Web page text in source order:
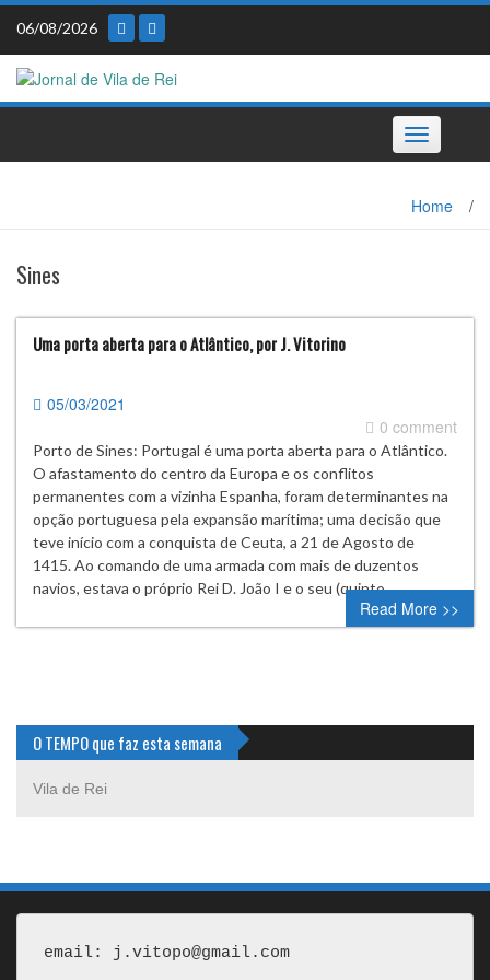
Skip
content
06/08/2026
Toggle
navigation
Home /
Sines
Uma porta aberta para o Atlântico, por J. Vitorino
05/03/2021
0 comment
Porto de Sines: Portugal é uma porta aberta para o Atlântico.
O afastamento do centro da Europa e os conflitos
permanentes com a vizinha Espanha, foram determinantes na
opção portuguesa pela expansão marítima; uma decisão que
teve início com a conquista de Ceuta, a 21 de Agosto de
1415. Ao comando de uma armada com mais de duzentos
navios, estava o próprio Rei D. João I e o seu (quinto…
Read More >>
O TEMPO que faz esta semana
Vila de Rei
email: j.vitopo@gmail.com